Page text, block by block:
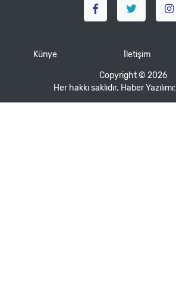
Künye İletişim
Copyright © 2026
Her hakkı saklıdır. Haber Yazılımı: